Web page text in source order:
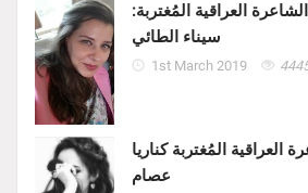
العراقية المُغتربة:
سيناء الطائي
1st March 2019
العراقية المُغتربة كناريا
عصام